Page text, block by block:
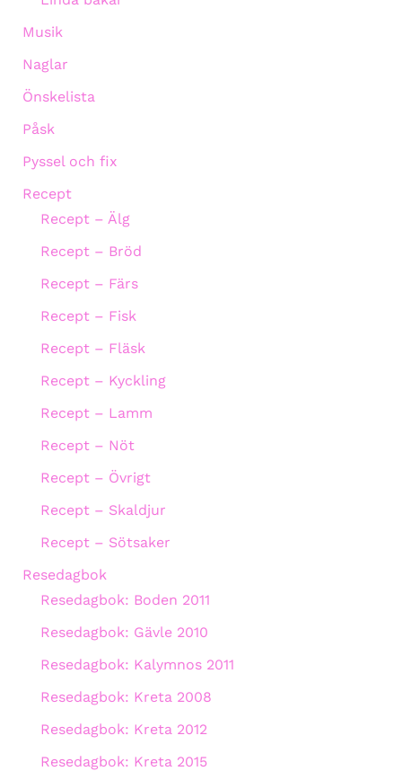
Musik
Naglar
Önskelista
Påsk
Pyssel och fix
Recept
Recept – Älg
Recept – Bröd
Recept – Färs
Recept – Fisk
Recept – Fläsk
Recept – Kyckling
Recept – Lamm
Recept – Nöt
Recept – Övrigt
Recept – Skaldjur
Recept – Sötsaker
Resedagbok
Resedagbok: Boden 2011
Resedagbok: Gävle 2010
Resedagbok: Kalymnos 2011
Resedagbok: Kreta 2008
Resedagbok: Kreta 2012
Resedagbok: Kreta 2015